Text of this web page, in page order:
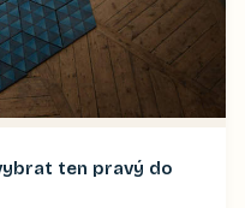
ten pravý do